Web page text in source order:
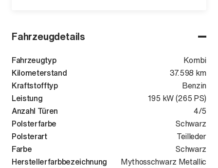
Fahrzeugdetails
Fahrzeugtyp
Kombi
Kilometerstand
37.598 km
Kraftstofftyp
Benzin
Leistung
195 kW (265 PS)
Anzahl Türen
4/5
Polsterfarbe
Schwarz
Polsterart
Teilleder
Farbe
Schwarz
Herstellerfarbbezeichnung
Mythosschwarz Metallic